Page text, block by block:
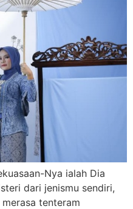
Nya ialah Dia
dari jenismu sendiri,
tenteram